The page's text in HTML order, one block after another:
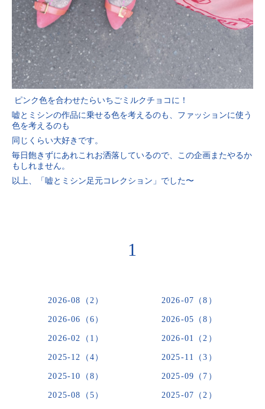
ピンク色を合わせたらいちごミルクチョコに！
嘘とミシンの作品に乗せる色を考えるのも、ファッションに使う
色を考えるのも
同じくらい大好きです。
毎日飽きずにあれこれお洒落しているので、この企画またやるか
もしれません。
以上、「嘘とミシン足元コレクション」でした〜
1
2026-08（2） 2026-07（8）
2026-06（6） 2026-05（8）
2026-02（1） 2026-01（2）
2025-12（4） 2025-11（3）
2025-10（8） 2025-09（7）
2025-08（5） 2025-07（2）